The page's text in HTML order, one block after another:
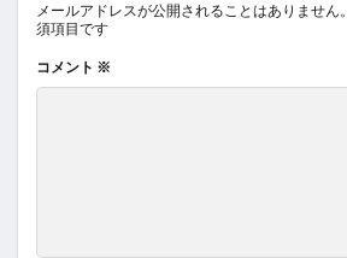
メールアドレスが公開されることはありません。
須項目です
コメント ※